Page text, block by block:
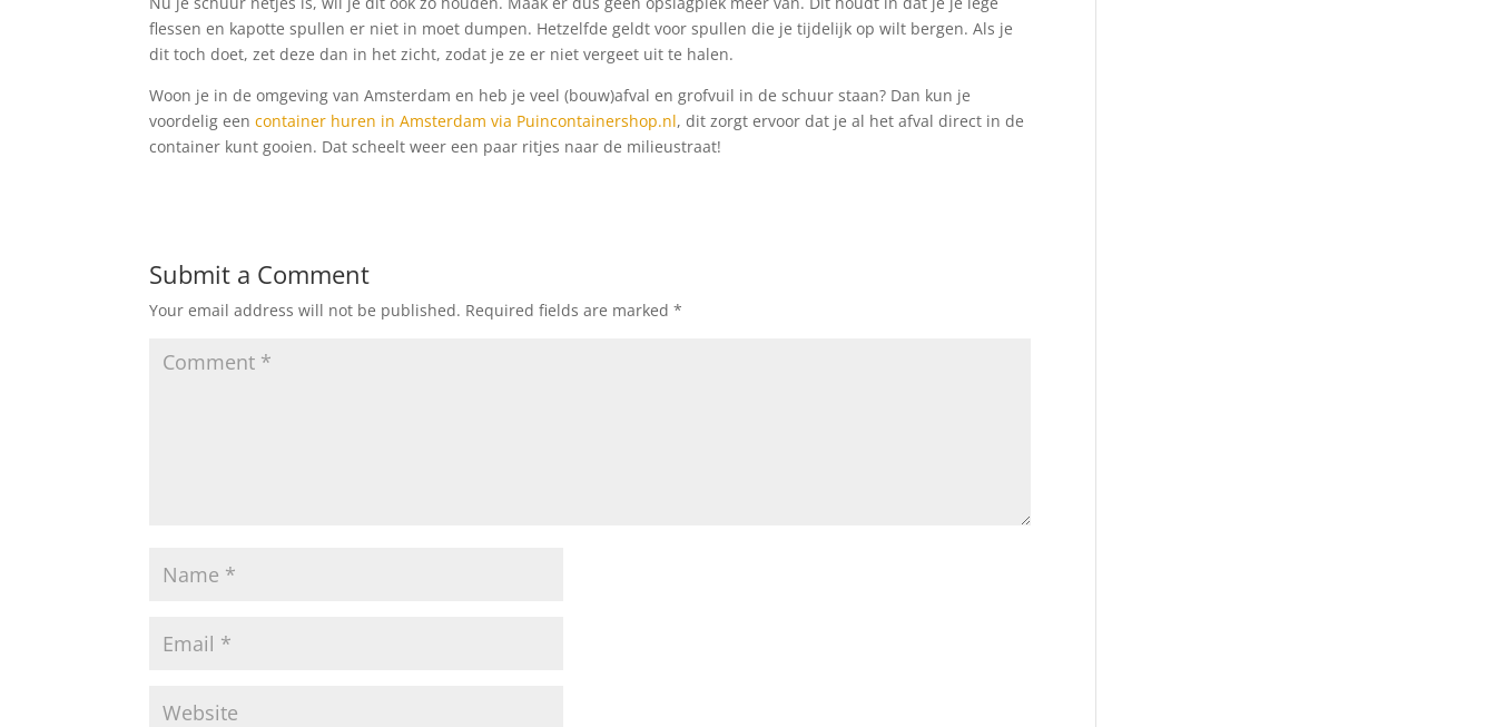
flessen en kapotte spullen er niet in moet dumpen. Hetzelfde geldt voor spullen die je tijdelijk op wilt bergen. Als je
dit toch doet, zet deze dan in het zicht, zodat je ze er niet vergeet uit te halen.
Woon je in de omgeving van Amsterdam en heb je veel (bouw)afval en grofvuil in de schuur staan? Dan kun je
voordelig eencontainer huren in Amsterdam via Puincontainershop.nl, dit zorgt ervoor dat je al het afval direct in de
container kunt gooien. Dat scheelt weer een paar ritjes naar de milieustraat!
Submit a Comment
Your email address will not be published. Required fields are marked*